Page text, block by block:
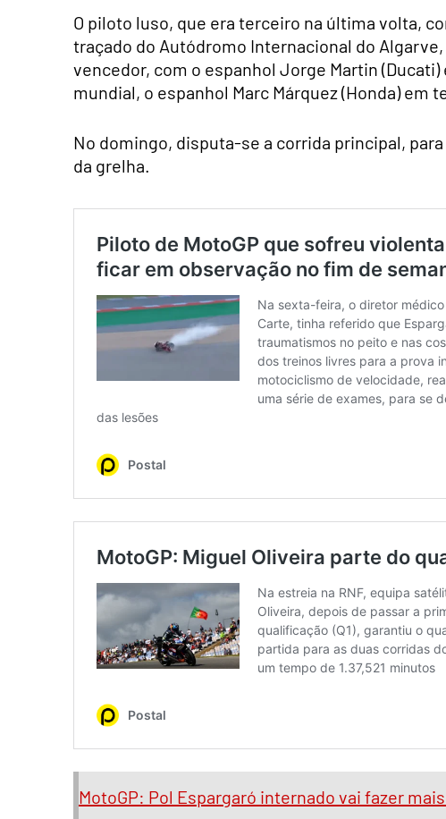
O piloto luso, que era terceiro na última volta,
traçado do Autódromo Internacional do
vencedor, com o espanhol Jorge Martin
mundial, o espanhol Marc Márquez (Honda) em
No domingo, disputa-se a corrida principal,
da grelha.
MotoGP: Pol Espargaró internado vai fazer